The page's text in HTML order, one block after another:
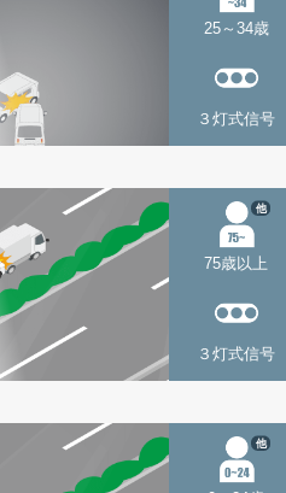
25～34歳
３灯式信号
75歳以上
他
３灯式信号
他